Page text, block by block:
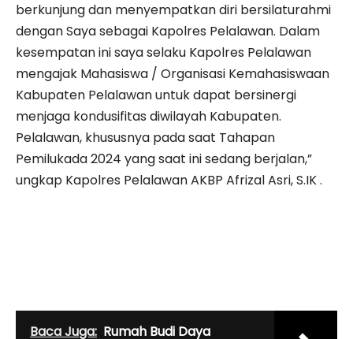
berkunjung dan menyempatkan diri bersilaturahmi
dengan Saya sebagai Kapolres Pelalawan. Dalam
kesempatan ini saya selaku Kapolres Pelalawan
mengajak Mahasiswa / Organisasi Kemahasiswaan
Kabupaten Pelalawan untuk dapat bersinergi
menjaga kondusifitas diwilayah Kabupaten.
Pelalawan, khususnya pada saat Tahapan
Pemilukada 2024 yang saat ini sedang berjalan,”
ungkap Kapolres Pelalawan AKBP Afrizal Asri, S.IK .
Baca Juga: Rumah Budi Daya